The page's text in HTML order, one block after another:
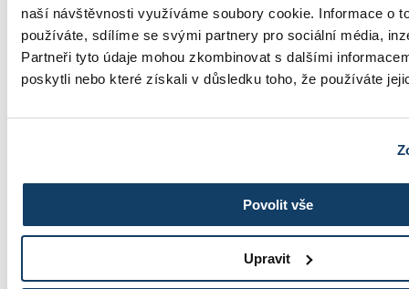
naší návštěvnosti využíváme soubory cookie. Informace o
používáte, sdílíme se svými partnery pro sociální média,
Partneři tyto údaje mohou zkombinovat s dalšími
poskytli nebo které získali v důsledku toho, že používáte
Povolit vše
Upravit
Školné